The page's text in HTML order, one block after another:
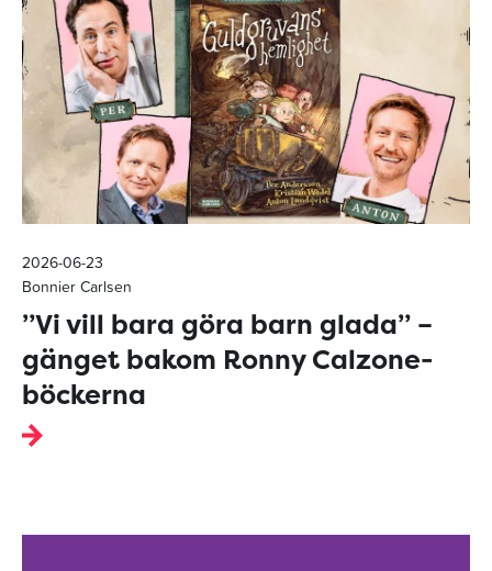
2026-06-23
Bonnier Carlsen
”Vi vill bara göra barn glada” –
gänget bakom Ronny Calzone-
böckerna